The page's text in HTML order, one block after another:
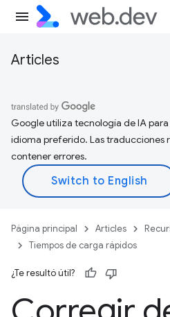
Articles
Google utiliza tecnología de IA
idioma preferido. Las traducciones
contener errores.
Página principal Articles
Tiempos de carga rápidos
¿Te resultó útil?